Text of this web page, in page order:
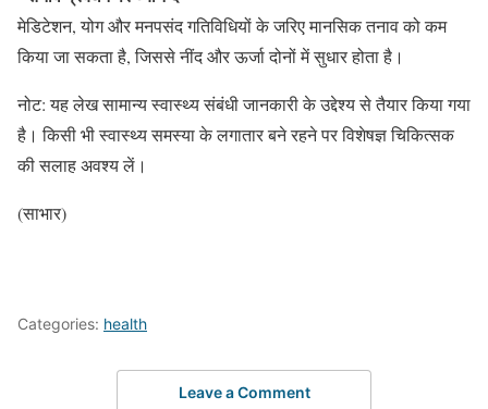
मेडिटेशन, योग और मनपसंद गतिविधियों के जरिए मानसिक तनाव को कम
किया जा सकता है, जिससे नींद और ऊर्जा दोनों में सुधार होता है।
नोट: यह लेख सामान्य स्वास्थ्य संबंधी जानकारी के उद्देश्य से तैयार किया गया
है। किसी भी स्वास्थ्य समस्या के लगातार बने रहने पर विशेषज्ञ चिकित्सक
की सलाह अवश्य लें।
(साभार)
Categories: health
Leave a Comment